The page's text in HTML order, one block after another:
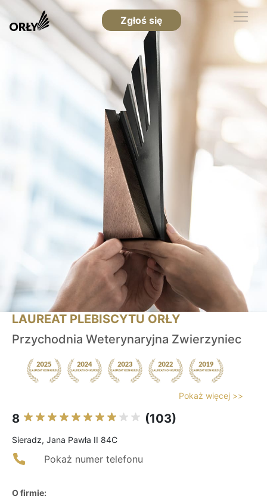
Zgłoś się
LAUREAT PLEBISCYTU ORŁY
Przychodnia Weterynaryjna Zwierzyniec
Pokaż więcej >>
8 (103)
Sieradz, Jana Pawła II 84C
Pokaż numer telefonu
O firmie: